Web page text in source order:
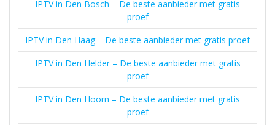
IPTV in Den Bosch – De beste aanbieder met gratis
proef
IPTV in Den Haag – De beste aanbieder met gratis proef
IPTV in Den Helder – De beste aanbieder met gratis
proef
IPTV in Den Hoorn – De beste aanbieder met gratis
proef